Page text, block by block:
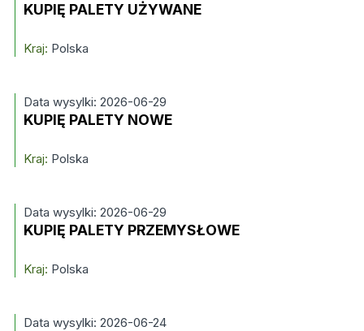
KUPIĘ PALETY UŻYWANE
Kraj: Polska
Data wysylki: 2026-06-29
KUPIĘ PALETY NOWE
Kraj: Polska
Data wysylki: 2026-06-29
KUPIĘ PALETY PRZEMYSŁOWE
Kraj: Polska
Data wysylki: 2026-06-24